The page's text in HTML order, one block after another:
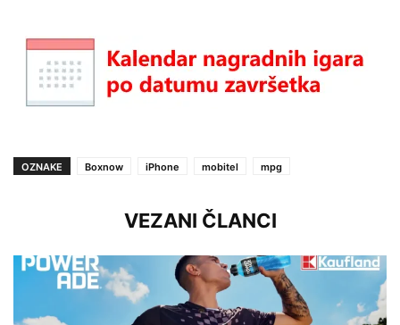
OZNAKE Boxnow iPhone mobitel mpg
VEZANI ČLANCI